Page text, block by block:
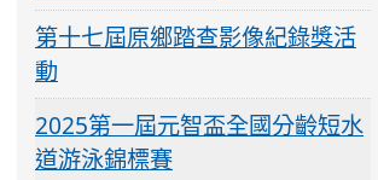
第十七屆原鄉踏查影像紀錄獎活
動
2025第一屆元智盃全國分齡短水
道游泳錦標賽